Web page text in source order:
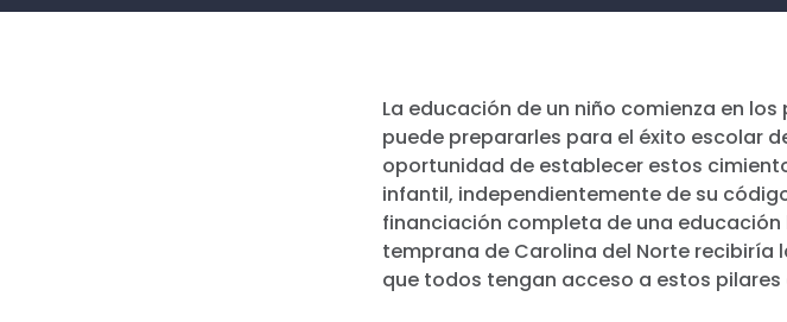
La educación de un niño comienza en
puede prepararles para el éxito escolar
oportunidad de establecer estos
infantil, independientemente de su
financiación completa de una
temprana de Carolina del Norte
que todos tengan acceso a estos